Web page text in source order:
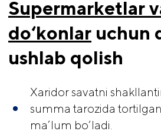
Supermarketlar
do‘konlar uchun
ushlab qolish
Xaridor savatni
summa tarozida
ma’lum bo‘ladi.